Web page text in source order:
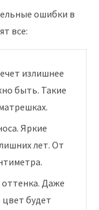
ошибки в
все:
излишнее
быть. Такие
Яркие
лет. От
Даже
цвет будет